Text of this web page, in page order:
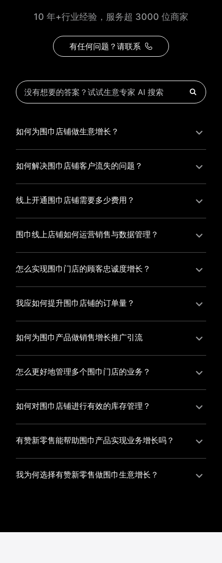
10 年+行业经验，服务超 3000 位商家
有任何问题？请联系
如何为围巾店铺做生意增长？
为围巾店铺实现持续生意增长，您可以通过有赞新零售
的一体化解决方案，整合线上线下资源，实现商品管
铺的运营效率，促进业务增长。
如何解决围巾店铺客户流失的问题？
围巾店铺精细化运营，有赞私域运营助您轻松解决客户
流失问题，通过有赞微商城、有赞小程序商城搭建专属
购率，实现业绩增长！
线上开通围巾店铺需要多少费用？
选择有赞新零售，您可以开通围巾店铺，快速搭建属于
您的有赞微商城，我们为您提供有赞微商城、有赞私域
共同打造独具特色的品牌，携手共创辉煌事业！
围巾线上店铺如何运营销售与数据管理？
有赞新零售旗下的有赞微商城、有赞私域运营和有赞小
程序商城，为您的线上店铺提供一站式解决方案，从运
态。
怎么实现围巾门店的顾客忠诚度增长？
您可以使用有赞的会员管理系统，建立自己的会员体
系，通过赠送积分、折扣等福利来吸引顾客再次购买，
度。
我应如何提升围巾店铺的订单量？
您可以使用有赞的裂变营销功能，通过给用户发放优惠
券、邀请好友等方式，吸引更多的用户下单购买，并激
如何为围巾产品做销售增长推广引流
有赞新零售旗下产品营销工具、比如优惠券、满减活动
等，吸引更多客户到店消费。另外，通过有赞的微信公
以帮助您增加客流量，赢得客户的青睐
怎么更好地管理多个围巾门店的业务？
有赞新零售一站式解决方案，包括有赞微商城、有赞私
域运营以及有赞小程序商城，将助您轻松打通线上线下
的业务蓬勃发展，收获更多满意客户。
如何对围巾店铺进行有效的库存管理？
您可以使用有赞的门店管理系统，它可以帮助您实现门
店数据的集中管理，包括订单管理、员工管理、库存管
有赞新零售能帮助围巾产品实现业务增长吗？
有赞新零售作为业内领先的一站式解决方案，整合线上
线下渠道、提供多样化店铺搭建、会员营销和大数据分
我为何选择有赞新零售做围巾生意增长？